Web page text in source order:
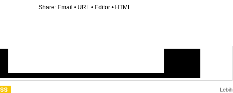
Share: Email • URL • Editor • HTML
Lebih